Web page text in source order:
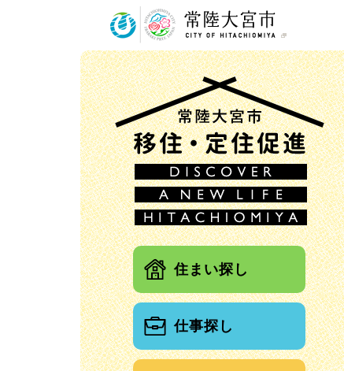
住まい探し
仕事探し